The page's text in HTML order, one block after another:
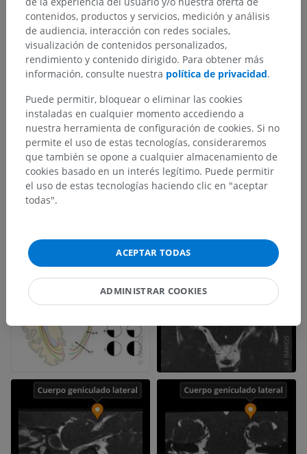
contenidos, productos y servicios, medición y análisis
de audiencia, interacción con redes sociales,
visualización de contenidos personalizados,
rendimiento y contenido dirigido. Para obtener más
información, consulte nuestra política de privacidad.
Puede permitir, bloquear o eliminar las cookies
instaladas en cualquier momento accediendo a
nuestra herramienta de configuración de cookies. Si no
permite el uso de estas tecnologías, consideraremos
que también se opone a cualquier almacenamiento de
cookies basado en un interés legítimo. Puede permitir
el uso de estas tecnologías haciendo clic en "aceptar
todas".
ACEPTAR TODAS
ADMINISTRAR COOKIES